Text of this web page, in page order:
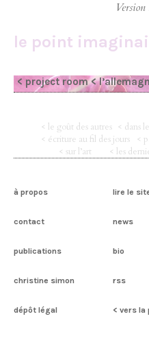
le point
< project room<
< le goût des autres < dans
< écriture au fil des jours
<
< sur l’art
< les
à propos lire le
contact news
publications bio
christine simon rss
dépôt légal < vers la